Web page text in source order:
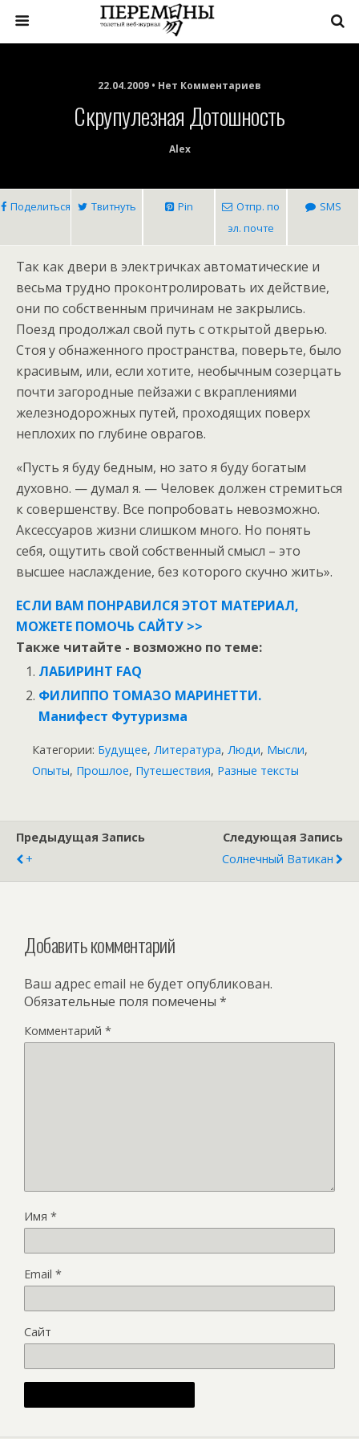
22.04.2009 • Нет Комментариев
Скрупулезная Дотошность
Alex
Поделиться Твитнуть Pin
Отпр. по
эл. почте
SMS
Так как двери в электричках автоматические и
весьма трудно проконтролировать их действие,
они по собственным причинам не закрылись.
Поезд продолжал свой путь с открытой дверью.
Стоя у обнаженного пространства, поверьте, было
красивым, или, если хотите, необычным созерцать
почти загородные пейзажи с вкраплениями
железнодорожных путей, проходящих поверх
неплохих по глубине оврагов.
«Пусть я буду бедным, но зато я буду богатым
духовно. — думал я. — Человек должен стремиться
к совершенству. Все попробовать невозможно.
Аксессуаров жизни слишком много. Но понять
себя, ощутить свой собственный смысл – это
высшее наслаждение, без которого скучно жить».
ЕСЛИ ВАМ ПОНРАВИЛСЯ ЭТОТ МАТЕРИАЛ,
МОЖЕТЕ ПОМОЧЬ САЙТУ >>
Также читайте - возможно по теме:
ЛАБИРИНТ FAQ
ФИЛИППО ТОМАЗО МАРИНЕТТИ.
Манифест Футуризма
Категории: Будущее, Литература, Люди, Мысли,
Опыты, Прошлое, Путешествия, Разные тексты
Предыдущая Запись
+
Следующая Запись
Солнечный Ватикан
Добавить комментарий
Ваш адрес email не будет опубликован.
Обязательные поля помечены *
Комментарий *
Имя *
Email *
Сайт